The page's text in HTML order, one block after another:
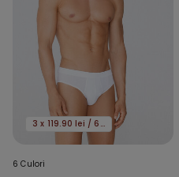
3 x 119.90 lei / 6 x 159.90 lei
6 Culori